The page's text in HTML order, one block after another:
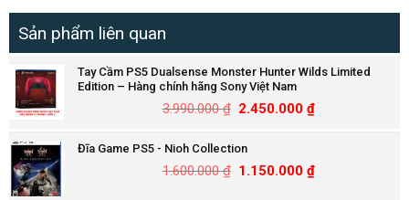
Sản phẩm liên quan
Tay Cầm PS5 Dualsense Monster Hunter Wilds Limited
Edition – Hàng chính hãng Sony Việt Nam
3.990.000₫ 2.450.000₫
Đĩa Game PS5 - Nioh Collection
1.600.000₫ 1.150.000₫